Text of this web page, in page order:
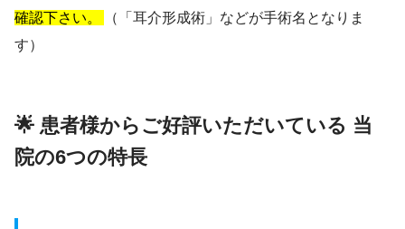
確認下さい。
（「耳介形成術」などが手術名となりま
す）
🌟 患者様からご好評いただいている 当
院の6つの特長